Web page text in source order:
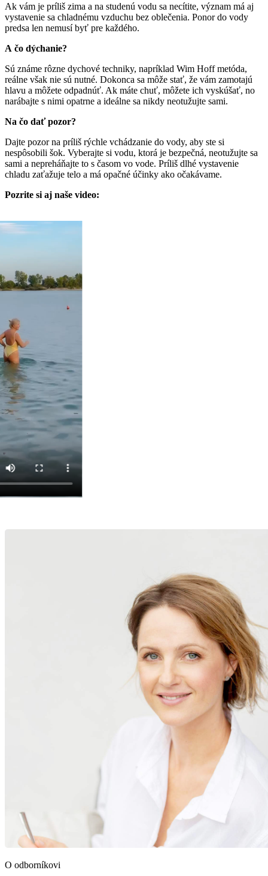
Ak vám je príliš zima a na studenú vodu sa necítite, význam má aj
vystavenie sa chladnému vzduchu bez oblečenia. Ponor do vody
predsa len nemusí byť pre každého.
A čo dýchanie?
Sú známe rôzne dychové techniky, napríklad Wim Hoff metóda,
reálne však nie sú nutné. Dokonca sa môže stať, že vám zamotajú
hlavu a môžete odpadnúť. Ak máte chuť, môžete ich vyskúšať, no
narábajte s nimi opatrne a ideálne sa nikdy neotužujte sami.
Na čo dať pozor?
Dajte pozor na príliš rýchle vchádzanie do vody, aby ste si
nespôsobili šok. Vyberajte si vodu, ktorá je bezpečná, neotužujte sa
sami a nepreháňajte to s časom vo vode. Príliš dlhé vystavenie
chladu zaťažuje telo a má opačné účinky ako očakávame.
Pozrite si aj naše video:
O odborníkovi